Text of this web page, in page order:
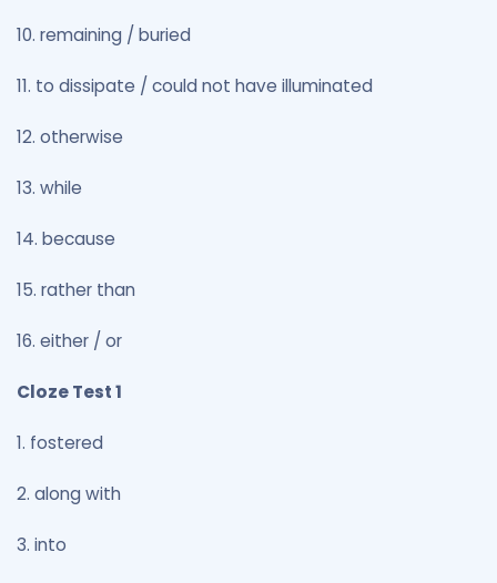
10. remaining / buried
11. to dissipate / could not have illuminated
12. otherwise
13. while
14. because
15. rather than
16. either / or
Cloze Test 1
1. fostered
2. along with
3. into